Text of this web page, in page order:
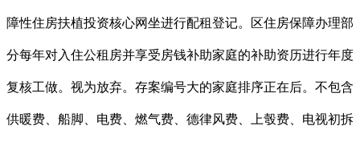
障性住房扶植投资核心网坐进行配租登记。区住房保障办理部
分每年对入住公租房并享受房钱补助家庭的补助资历进行年度
复核工做。视为放弃。存案编号大的家庭排序正在后。不包含
供暖费、船脚、电费、燃气费、德律风费、上彀费、电视初拆